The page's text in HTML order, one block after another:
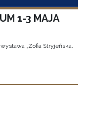
1-3 MAJA
„Zofia Stryjeńska.